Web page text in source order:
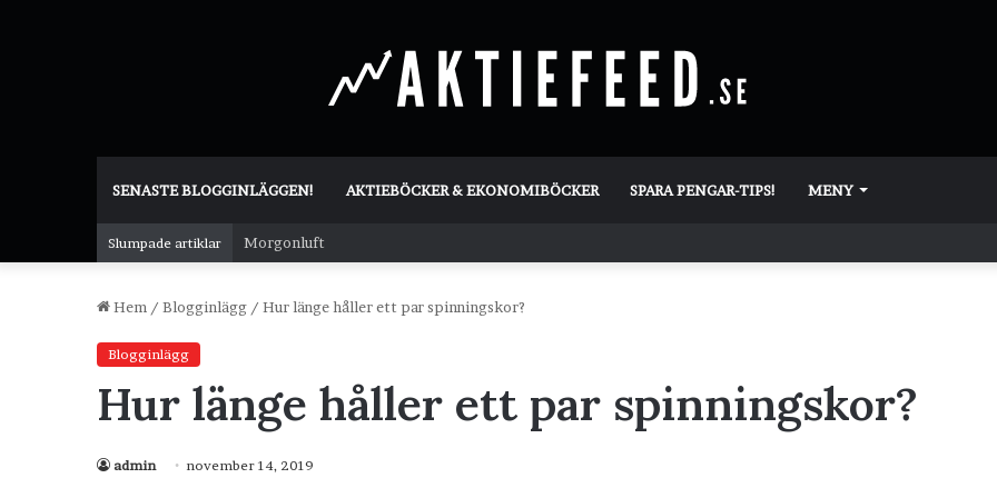
SENASTE BLOGGINLÄGGEN! AKTIEBÖCKER & EKONOMIBÖCKER SPARA PENGAR-TIPS! MENY
Slumpade artiklar Morgonluft
Hem / Blogginlägg / Hur länge håller ett par spinningskor?
Blogginlägg
Hur länge håller ett par spinningskor?
admin november 14, 2019